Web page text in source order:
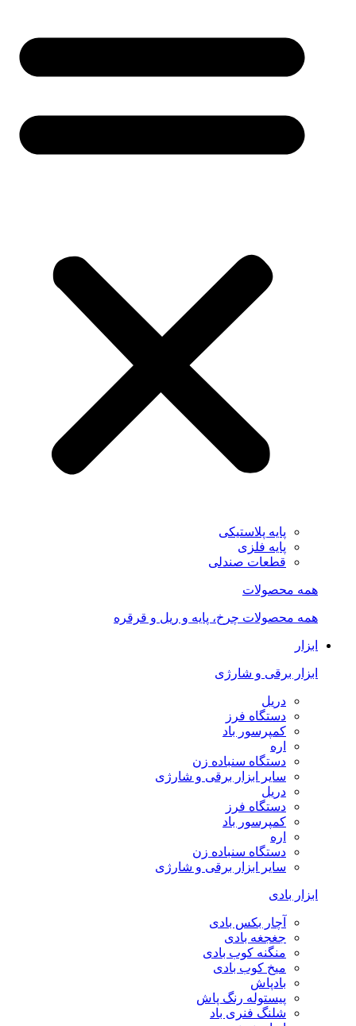
پایه پلاستیکی
پایه فلزی
قطعات صندلی
همه محصولات
همه محصولات چرخ، پایه و ریل و قرقره
ابزار
ابزار برقی و شارژی
دریل
دستگاه فرز
کمپرسور باد
اره
دستگاه سنباده زن
سایر ابزار برقی و شارژی
دریل
دستگاه فرز
کمپرسور باد
اره
دستگاه سنباده زن
سایر ابزار برقی و شارژی
ابزار بادی
آچار بکس بادی
جغجغه بادی
منگنه کوب بادی
میخ کوب بادی
بادپاش
پیستوله رنگ پاش
شلنگ فنری باد